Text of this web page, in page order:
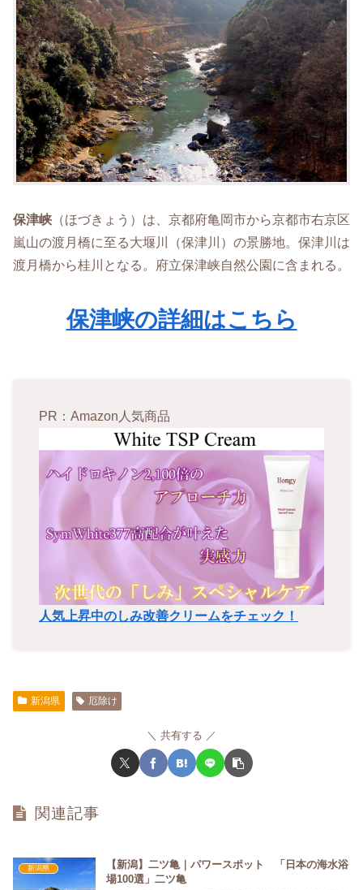
保津峡 （ほづきょう）は、京都府亀岡市から京都市右京区
嵐山の渡月橋に至る大堰川（保津川）の景勝地。保津川は
渡月橋から桂川となる。府立保津峡自然公園に含まれる。
保津峡の詳細はこちら
PR：Amazon人気商品
人気上昇中のしみ改善クリームをチェック！
新潟県 厄除け
共有する
関連記事
新潟県
【新潟】二ツ亀｜パワースポット 「日本の海水浴
場100選」二ツ亀